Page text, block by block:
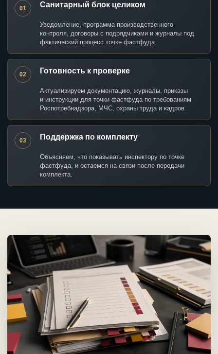
01 Санитарный блок целиком
Уведомление, программа производственного
контроля, договоры с подрядчиками и журналы под
фактический процесс точке фастфуда.
02 Готовность к проверке
Актуализируем документацию, журналы, приказы
и инструкции для точки фастфуда по требованиям
Роспотребнадзора, МЧС, охраны труда и кадров.
03 Поддержка по комплекту
Объясняем, что показывать инспектору по точке
фастфуда, и остаемся на связи после передачи
комплекта.